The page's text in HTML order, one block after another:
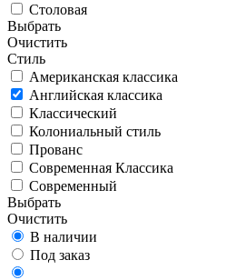
Столовая
Выбрать
Очистить
Стиль
Американская классика
Английская классика
Классический
Колониальный стиль
Прованс
Современная Классика
Современный
Выбрать
Очистить
В наличии
Под заказ